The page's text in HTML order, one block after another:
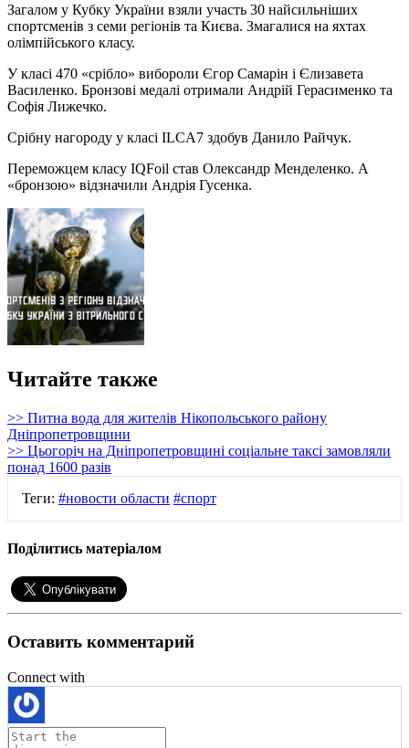
Загалом у Кубку України взяли участь 30 найсильніших
спортсменів з семи регіонів та Києва. Змагалися на яхтах
олімпійського класу.
У класі 470 «срібло» вибороли Єгор Самарін і Єлизавета
Василенко. Бронзові медалі отримали Андрій Герасименко та
Софія Лижечко.
Срібну нагороду у класі ILCA7 здобув Данило Райчук.
Переможцем класу IQFoil став Олександр Менделенко. А
«бронзою» відзначили Андрія Гусенка.
Читайте также
>> Питна вода для жителів Нікопольського району
Дніпропетровщини
>> Цьогоріч на Дніпропетровщині соціальне таксі замовляли
понад 1600 разів
Теги: #новости области #спорт
Поділитись матеріалом
Оставить комментарий
Connect with